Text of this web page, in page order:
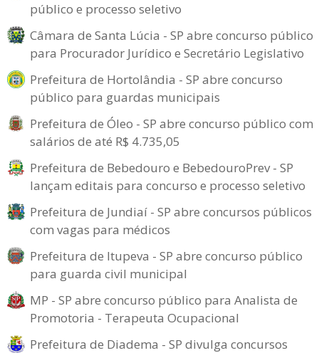
público e processo seletivo
Câmara de Santa Lúcia - SP abre concurso público
para Procurador Jurídico e Secretário Legislativo
Prefeitura de Hortolândia - SP abre concurso
público para guardas municipais
Prefeitura de Óleo - SP abre concurso público com
salários de até R$ 4.735,05
Prefeitura de Bebedouro e BebedouroPrev - SP
lançam editais para concurso e processo seletivo
Prefeitura de Jundiaí - SP abre concursos públicos
com vagas para médicos
Prefeitura de Itupeva - SP abre concurso público
para guarda civil municipal
MP - SP abre concurso público para Analista de
Promotoria - Terapeuta Ocupacional
Prefeitura de Diadema - SP divulga concursos